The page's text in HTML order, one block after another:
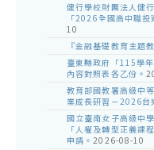
健行學校財團法人健
「2026全國高中職
10
『金融基礎教育主題
臺東縣政府「115學
內容對照表各乙份。
教育部國教署高級中
業成長研習－2026台
國立臺南女子高級中
「人權及轉型正義課
申請。2026-08-10